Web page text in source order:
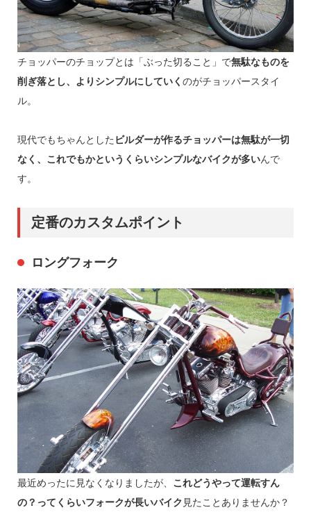
チョッパーのチョップとは「ぶった切ること」で無駄なものを
削ぎ落とし、よりシンプルにしていく のがチョッパースタイ
ル。
現代でもちゃんとした ビルダーが作るチョッパーは無駄が一切
なく、これでもかというくらいシンプルなバイクが多いんで
す。
定番のカスタムポイント
ロングフォーク
最近めったに見なくなりましたが、 これどうやって運転すん
の？ってくらいフォークが長いバイク 見たことありませんか？